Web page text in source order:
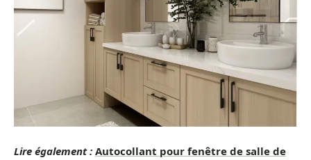
Lire également : Autocollant pour fenêtre de salle de